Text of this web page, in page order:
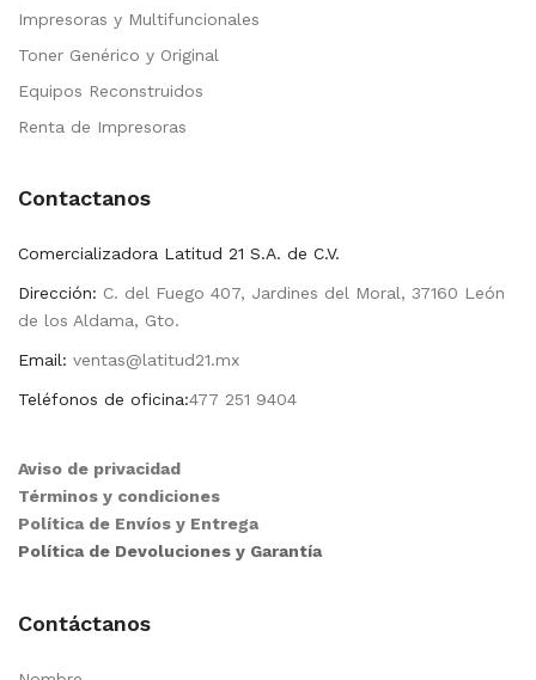
Impresoras y Multifuncionales
Toner Genérico y Original
Equipos Reconstruidos
Renta de Impresoras
Contactanos
Comercializadora Latitud 21 S.A. de C.V.
Dirección: C. del Fuego 407, Jardines del Moral, 37160 León
de los Aldama, Gto.
Email: ventas@latitud21.mx
Teléfonos de oficina:477 251 9404
Aviso de privacidad
Términos y condiciones
Política de Envíos y Entrega
Política de Devoluciones y Garantía
Contáctanos